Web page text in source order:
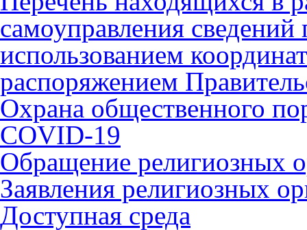
самоуправления
использованием
распоряжением
Охрана общественного
COVID-19
Обращение религиозных
Заявления религиозных
Доступная среда